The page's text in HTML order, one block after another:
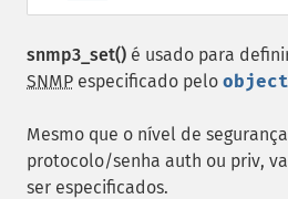
snmp3_set() é usado para
SNMP especificado pelo
Mesmo que o nível de
protocolo/senha auth ou priv,
ser especificados.